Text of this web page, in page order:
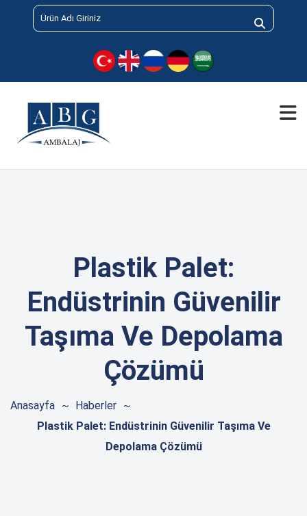
Plastik Palet:
Endüstrinin Güvenilir
Taşıma Ve Depolama
Çözümü
Anasayfa
Haberler
Plastik Palet: Endüstrinin Güvenilir Taşıma Ve
Depolama Çözümü